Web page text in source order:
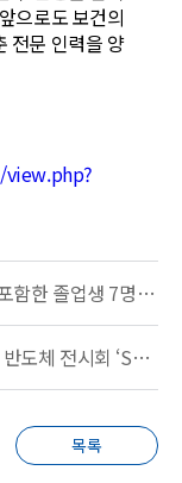
으로도 보건의
전문 인력을 양
오산대학교 전투드론과 6명을 포함한 졸업생 7명, 제291기 해군 부사관 임관
오산대학교 신산업특화사업단, 반도체 전시회 ‘SMART SMT&PCB ASSEMBLY’ 참관
목록